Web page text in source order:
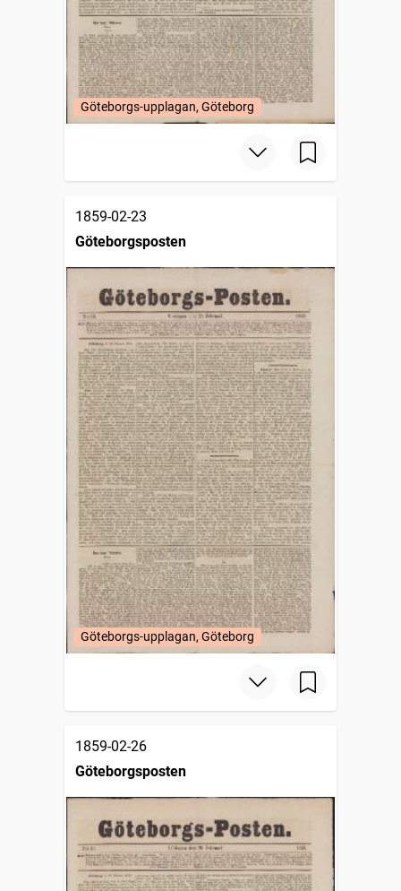
Göteborgs-upplagan, Göteborg
1859-02-23
Göteborgsposten
Göteborgs-upplagan, Göteborg
1859-02-26
Göteborgsposten